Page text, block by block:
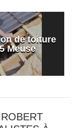
de toiture
Meuse